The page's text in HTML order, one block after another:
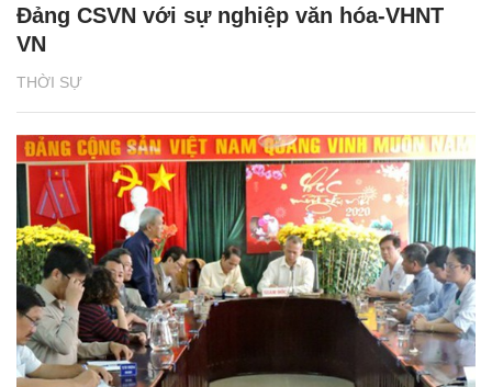
THỜI SỰ
Đảng CSVN với sự nghiệp văn hóa-VHNT
VN